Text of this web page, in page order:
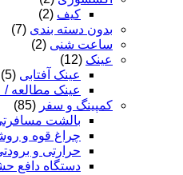
کیف (2)
بدون دسته بندی (7)
ساعت شنی (2)
عینک (12)
عینک آفتابی (5)
عینک مطالعه /
کمپینگ و سفر (85)
بالشت
چراغ قوه و
حرارتی و
دستگاه دافع